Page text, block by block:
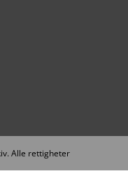
Alle rettigheter